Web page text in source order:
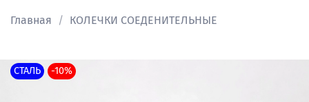
Главная КОЛЕЧКИ СОЕДЕНИТЕЛЬНЫЕ
СТАЛЬ -10%